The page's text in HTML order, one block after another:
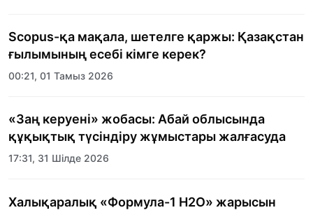
Scopus-қа мақала, шетелге қаржы: Қазақстан
ғылымының есебі кімге керек?
00:21, 01 Тамыз 2026
«Заң керуені» жобасы: Абай облысында
құқықтық түсіндіру жұмыстары жалғасуда
17:31, 31 Шілде 2026
Халықаралық «Формула-1 H2O» жарысын